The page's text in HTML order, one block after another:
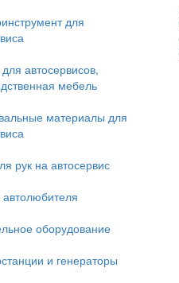
для
автосервисов,
мебель
материалы для
рук на автосервис
оборудование
и генераторы